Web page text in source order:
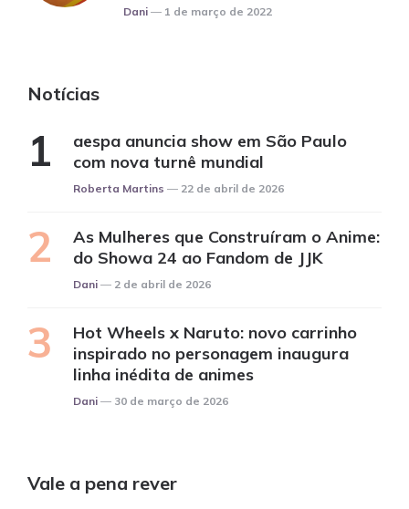
Posted
Dani 1 de março de 2022
Notícias
aespa anuncia show em São Paulo
com nova turnê mundial
Posted
Roberta Martins 22 de abril de 2026
As Mulheres que Construíram o Anime:
do Showa 24 ao Fandom de JJK
Posted
Dani 2 de abril de 2026
Hot Wheels x Naruto: novo carrinho
inspirado no personagem inaugura
linha inédita de animes
Posted
Dani 30 de março de 2026
Vale a pena rever